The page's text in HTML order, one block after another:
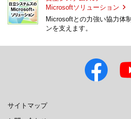
Microsoftソリューション
Microsoftとの力強い協力体
ンを支えます。
サイトマップ